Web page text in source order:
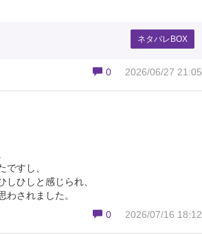
ネタバレBOX
0 2026/06/27 21:05
すし、
ひしと感じられ、
されました。
0
2026/07/16 18:12